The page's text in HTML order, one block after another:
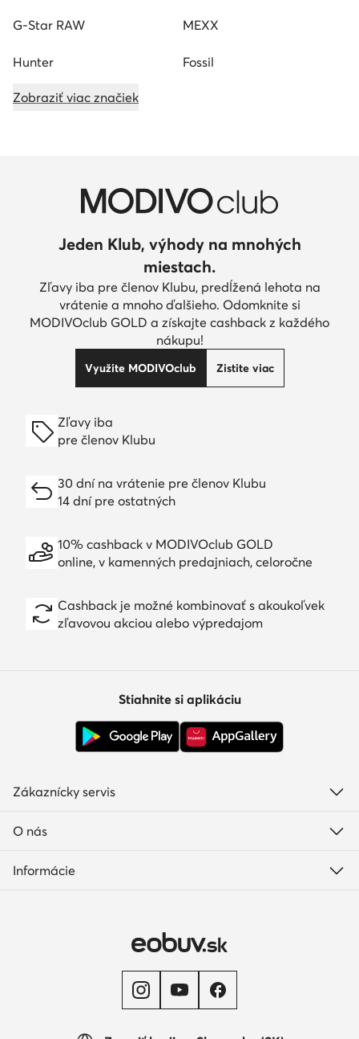
G-Star RAW MEXX
Hunter Fossil
Zobraziť viac značiek
Jeden Klub, výhody na mnohých
miestach.
Zľavy iba pre členov Klubu, predĺžená lehota na
vrátenie a mnoho ďalšieho. Odomknite si
MODIVOclub GOLD a získajte cashback z každého
nákupu!
Využite MODIVOclub Zistite viac
Zľavy iba
pre členov Klubu
30 dní na vrátenie pre členov Klubu
14 dní pre ostatných
10% cashback v MODIVOclub GOLD
online, v kamenných predajniach, celoročne
Cashback je možné kombinovať s akoukoľvek
zľavovou akciou alebo výpredajom
Stiahnite si aplikáciu
Zákaznícky servis
O nás
Informácie